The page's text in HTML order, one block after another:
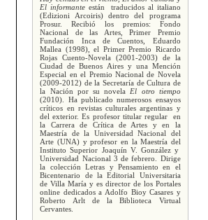
El informante están traducidos al italiano
(Edizioni Arcoiris) dentro del programa
Prosur. Recibió los premios: Fondo
Nacional de las Artes, Primer Premio
Fundación Inca de Cuentos, Eduardo
Mallea (1998), el Primer Premio Ricardo
Rojas Cuento-Novela (2001-2003) de la
Ciudad de Buenos Aires y una Mención
Especial en el Premio Nacional de Novela
(2009-2012) de la Secretaría de Cultura de
la Nación por su novela El otro tiempo
(2010). Ha publicado numerosos ensayos
críticos en revistas culturales argentinas y
del exterior. Es profesor titular regular en
la Carrera de Crítica de Artes y en la
Maestría de la Universidad Nacional del
Arte (UNA) y profesor en la Maestría del
Instituto Superior Joaquín V. González y
Universidad Nacional 3 de febrero. Dirige
la colección Letras y Pensamiento en el
Bicentenario de la Editorial Universitaria
de Villa María y es director de los Portales
online dedicados a Adolfo Bioy Casares y
Roberto Arlt de la Biblioteca Virtual
Cervantes.